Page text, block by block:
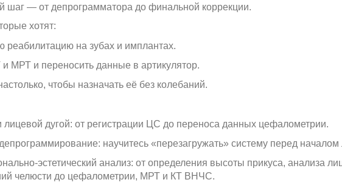
шаг — от депрограмматора до финальной коррекции.
хотят:
реабилитацию на зубах и имплантах.
и МРТ и переносить данные в артикулятор.
чтобы назначать её без колебаний.
лицевой дугой: от регистрации ЦС до переноса данных цефалометрии.
научитесь «перезагружать» систему перед началом
эстетический анализ: от определения высоты прикуса, анализа
челюсти до цефалометрии, МРТ и КТ ВНЧС.